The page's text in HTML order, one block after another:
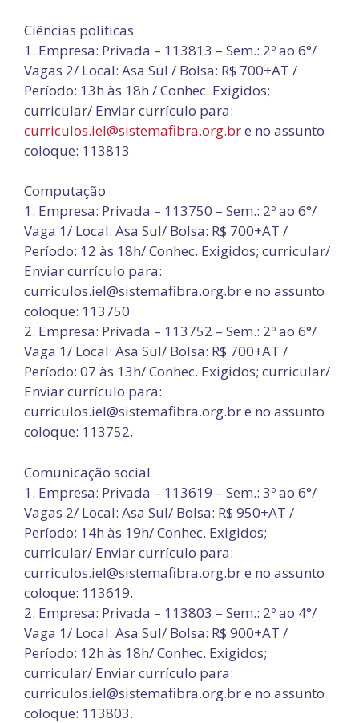
Ciências políticas
1. Empresa: Privada – 113813 – Sem.: 2º ao 6°/
Vagas 2/ Local: Asa Sul / Bolsa: R$ 700+AT /
Período: 13h às 18h / Conhec. Exigidos;
curricular/ Enviar currículo para:
curriculos.iel@sistemafibra.org.bre no assunto
coloque: 113813
Computação
1. Empresa: Privada – 113750 – Sem.: 2º ao 6°/
Vaga 1/ Local: Asa Sul/ Bolsa: R$ 700+AT /
Período: 12 às 18h/ Conhec. Exigidos; curricular/
Enviar currículo para:
curriculos.iel@sistemafibra.org.br e no assunto
coloque: 113750
2. Empresa: Privada – 113752 – Sem.: 2º ao 6°/
Vaga 1/ Local: Asa Sul/ Bolsa: R$ 700+AT /
Período: 07 às 13h/ Conhec. Exigidos; curricular/
Enviar currículo para:
curriculos.iel@sistemafibra.org.br e no assunto
coloque: 113752.
Comunicação social
1. Empresa: Privada – 113619 – Sem.: 3º ao 6°/
Vagas 2/ Local: Asa Sul/ Bolsa: R$ 950+AT /
Período: 14h às 19h/ Conhec. Exigidos;
curricular/ Enviar currículo para:
curriculos.iel@sistemafibra.org.br e no assunto
coloque: 113619.
2. Empresa: Privada – 113803 – Sem.: 2º ao 4°/
Vaga 1/ Local: Asa Sul/ Bolsa: R$ 900+AT /
Período: 12h às 18h/ Conhec. Exigidos;
curricular/ Enviar currículo para:
curriculos.iel@sistemafibra.org.br e no assunto
coloque: 113803.